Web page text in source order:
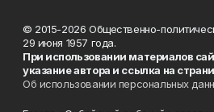
© 2015-2026 Общественно-
29 июня 1957 года.
При использовании материалов
указание автора и ссылка на
Об использовании персональных